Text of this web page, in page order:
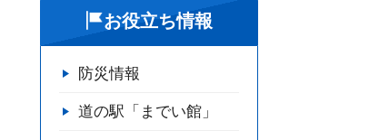
お役立ち情報
防災情報
道の駅「までい館」